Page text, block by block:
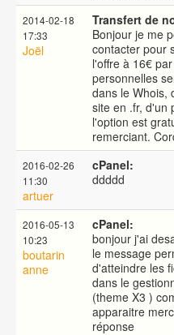
2014-02-18
17:33
Joël
Transfert de
Bonjour je me
contacter pour
l'offre à 16€
personnelles
dans le Whois,
site en .fr, d'un
l'option est
remerciant.
2016-02-26
11:30
artuer
cPanel:
ddddd
2016-05-13
10:23
boutarin
anne
cPanel:
bonjour j'ai
le message
d'atteindre les
dans le
(theme X3 )
apparaitre
réponse